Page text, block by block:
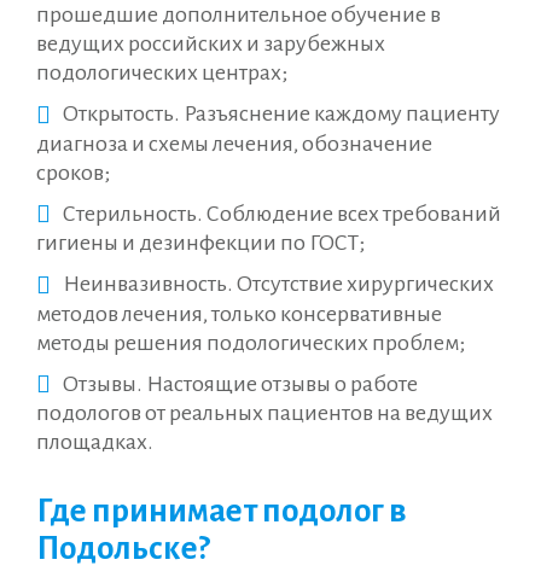
прошедшие дополнительное обучение в
ведущих российских и зарубежных
подологических центрах;
Открытость. Разъяснение каждому пациенту
диагноза и схемы лечения, обозначение
сроков;
Стерильность. Соблюдение всех требований
гигиены и дезинфекции по ГОСТ;
Неинвазивность. Отсутствие хирургических
методов лечения, только консервативные
методы решения подологических проблем;
Отзывы. Настоящие отзывы о работе
подологов от реальных пациентов на ведущих
площадках.
Где принимает подолог в
Подольске?